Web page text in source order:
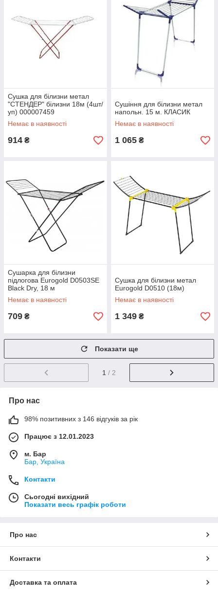
Сушка для білизни метал
"СТЕНДЕР" білизни 18м (4шт/
уп) 000007459
Немає в наявності
914 ₴
Сушіння для білизни метал
напольн. 15 м. КЛАСИК
Немає в наявності
1 065 ₴
Сушарка для білизни
підлогова Eurogold D0503SE
Black Dry, 18 м
Немає в наявності
709 ₴
Сушка для білизни метал
Eurogold D0510 (18м)
Немає в наявності
1 349 ₴
Показати ще
1 / 2
Про нас
98% позитивних з 146 відгуків за рік
Працює з 12.01.2023
м. Бар
Бар, Україна
Контакти
Сьогодні вихідний
Показати весь графік роботи
Про нас
Контакти
Доставка та оплата